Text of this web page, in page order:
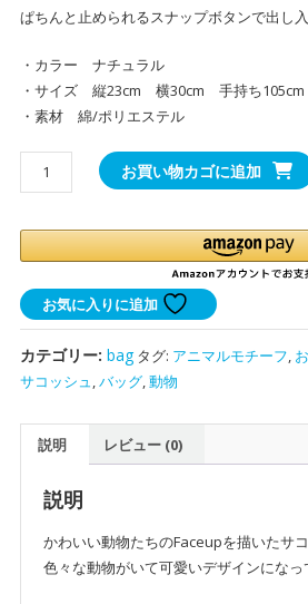
ぱちんと止められるスナップボタンで出し入
・カラー ナチュラル
・サイズ 縦23cm 横30cm 手持ち
・素材 綿/ポリエステル
コ
シ
ュ
Faceup
個
お買い物カゴに追加
お気に入りに追加
カテゴリー: bag タグ: アニマルモチーフ,
サコッシュ,バッグ,動物
説明 レビュー (0)
説明
かわいい動物たちのFaceupを描いたサコ
色々な動物がいて可愛いデザインになっ